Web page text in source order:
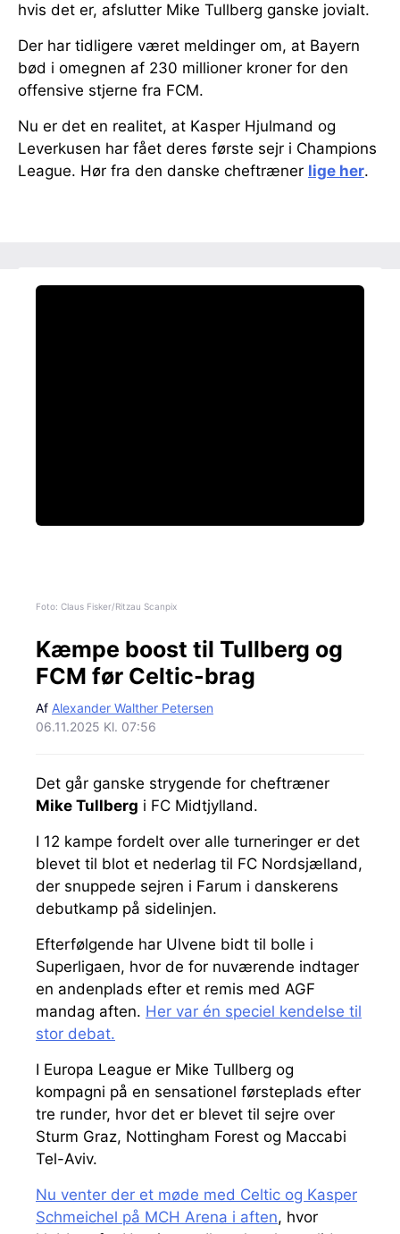
hvis det er, afslutter Mike Tullberg ganske jovialt.
Der har tidligere været meldinger om, at Bayern
bød i omegnen af 230 millioner kroner for den
offensive stjerne fra FCM.
Nu er det en realitet, at Kasper Hjulmand og
Leverkusen har fået deres første sejr i Champions
League. Hør fra den danske cheftræner lige her.
Foto: Claus Fisker/Ritzau Scanpix
Kæmpe boost til Tullberg og
FCM før Celtic-brag
Af Alexander Walther Petersen
06.11.2025 Kl. 07:56
Det går ganske strygende for cheftræner
Mike Tullberg i FC Midtjylland.
I 12 kampe fordelt over alle turneringer er det
blevet til blot et nederlag til FC Nordsjælland,
der snuppede sejren i Farum i danskerens
debutkamp på sidelinjen.
Efterfølgende har Ulvene bidt til bolle i
Superligaen, hvor de for nuværende indtager
en andenplads efter et remis med AGF
mandag aften. Her var én speciel kendelse til
stor debat.
I Europa League er Mike Tullberg og
kompagni på en sensationel førsteplads efter
tre runder, hvor det er blevet til sejre over
Sturm Graz, Nottingham Forest og Maccabi
Tel-Aviv.
Nu venter der et møde med Celtic og Kasper
Schmeichel på MCH Arena i aften, hvor